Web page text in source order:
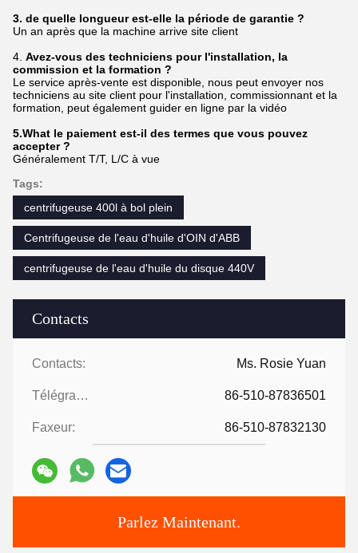
Contacts
Contacts: Ms. Rosie Yuan
Télégramme: 86-510-87836501
Faxeur: 86-510-87832130
Parlez Maintenant.
3. de quelle longueur est-elle la période de garantie ?
Un an après que la machine arrive site client
4. Avez-vous des techniciens pour l'installation, la
commission et la formation ?
Le service après-vente est disponible, nous peut envoyer nos
techniciens au site client pour l'installation, commissionnant et la
formation, peut également guider en ligne par la vidéo
5.What le paiement est-il des termes que vous pouvez
accepter ?
Généralement T/T, L/C à vue
Tags:
centrifugeuse 400l à bol plein
Centrifugeuse de l'eau d'huile d'OIN d'ABB
centrifugeuse de l'eau d'huile du disque 440V